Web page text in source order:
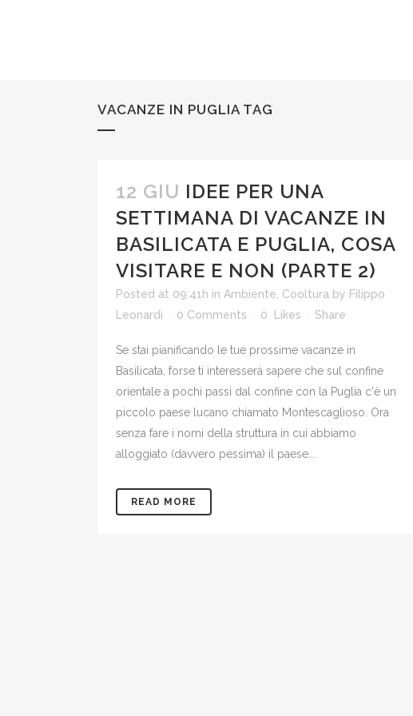
VACANZE IN PUGLIA TAG
12 GIU IDEE PER UNA
SETTIMANA DI VACANZE IN
BASILICATA E PUGLIA, COSA
VISITARE E NON (PARTE 2)
Posted at 09:41h in Ambiente Cooltura by Filippo
Leonardi
0 Comments 0 Likes Share
Se stai pianificando le tue prossime vacanze in
Basilicata, forse ti interesserà sapere che sul confine
orientale a pochi passi dal confine con la Puglia c'è un
piccolo paese lucano chiamato Montescaglioso. Ora
senza fare i nomi della struttura in cui abbiamo
alloggiato (davvero pessima) il paese...
READ MORE